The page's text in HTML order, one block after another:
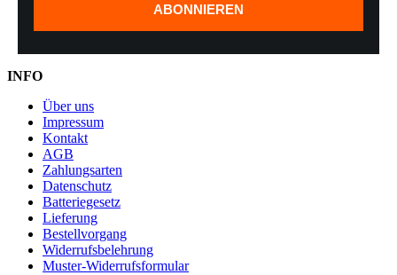
ABONNIEREN
INFO
Über uns
Impressum
Kontakt
AGB
Zahlungsarten
Datenschutz
Batteriegesetz
Lieferung
Bestellvorgang
Widerrufsbelehrung
Muster-Widerrufsformular